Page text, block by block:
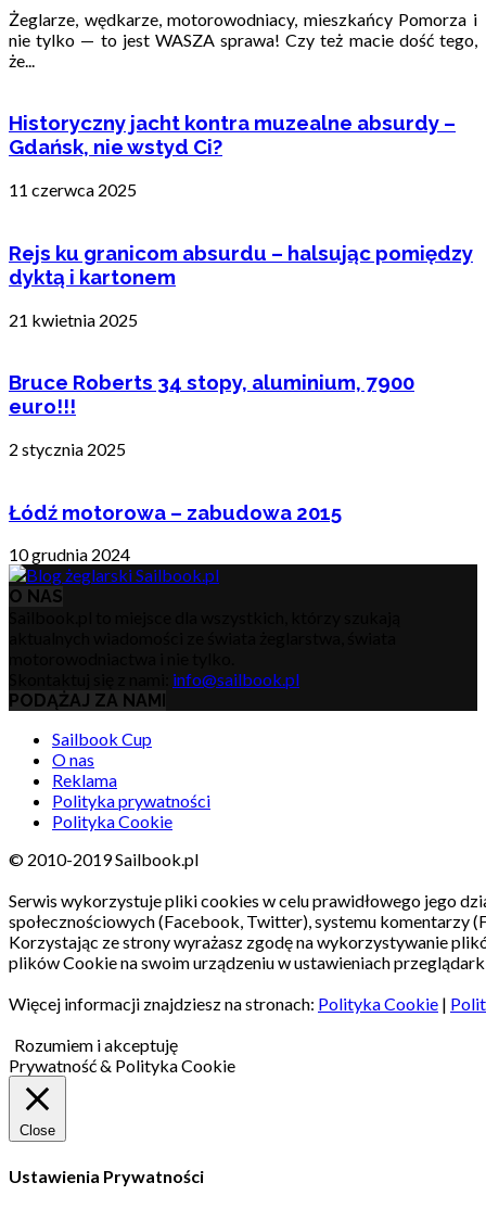
Żeglarze, wędkarze, motorowodniacy, mieszkańcy Pomorza i
nie tylko — to jest WASZA sprawa! Czy też macie dość tego,
że...
Historyczny jacht kontra muzealne absurdy –
Gdańsk, nie wstyd Ci?
11 czerwca 2025
Rejs ku granicom absurdu – halsując pomiędzy
dyktą i kartonem
21 kwietnia 2025
Bruce Roberts 34 stopy, aluminium, 7900
euro!!!
2 stycznia 2025
Łódź motorowa – zabudowa 2015
10 grudnia 2024
O NAS
info@sailbook.pl
PODĄŻAJ ZA NAMI
Sailbook Cup
O nas
Reklama
Polityka prywatności
Polityka Cookie
© 2010-2019 Sailbook.pl
Serwis wykorzystuje pliki cookies w celu prawidłowego jego
społecznościowych (Facebook, Twitter), systemu komentarzy
Korzystając ze strony wyrażasz zgodę na wykorzystywanie
plików Cookie na swoim urządzeniu w ustawieniach
Więcej informacji znajdziesz na stronach: Polityka Cookie |
Rozumiem i akceptuję
Prywatność & Polityka Cookie
Close
Ustawienia Prywatności